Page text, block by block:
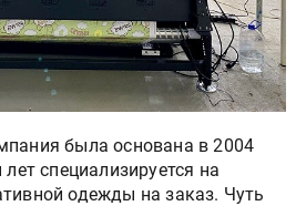
была основана в 2004
специализируется на
одежды на заказ. Чуть